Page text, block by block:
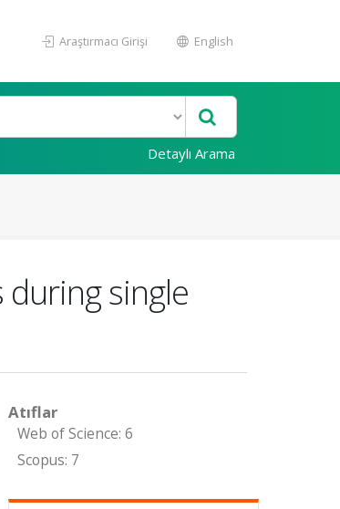
Araştırmacı Girişi English
Detaylı Arama
single
Atıflar
Web of Science: 6
Scopus: 7